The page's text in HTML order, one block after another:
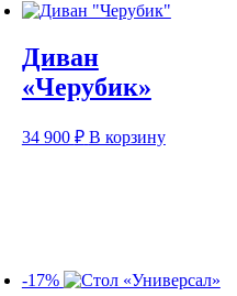
Диван
«Черубик»
34 900 ₽ В корзину
-17%